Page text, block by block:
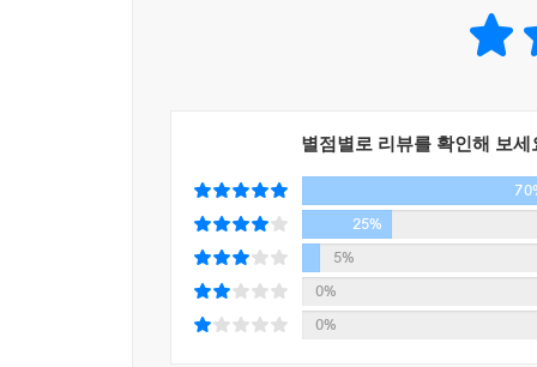
나온다. 그러나 2014년의 대한민국이 민주주의
통제가 사라져 언론의 자유와 표현의 자유가 만
박정희의 참모들 가운데 가장 중요한 인물은 서
그는 5?16 이후 중앙정보부를 만들어 초대 부장
정축재자로 몰려 정치활동을 금지당했던 전두환
할을 했다. 술도 잘하고 골프도 잘 치며 독서도
11월 초, 그는 고려대학교에서 강연을 한 데 이어
『거꾸로 읽는 세계사』, 『내 머리로 생각하는
* 저자의 개인적 체험과 개성으로 길어 올린 우리
대표적인 진보지식인으로 통하는 저자 유시민
느낀다고 밝히며 이야기의 물꼬를 튼다. 이는 일
최대한 객관적인 눈으로 그 공과를 언급하며 오
별점별로 리뷰를 확인해 보세
25%
5%
0%
0%